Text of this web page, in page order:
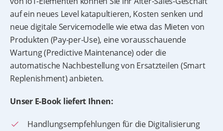
auf ein neues Level katapultieren, Kosten senken und
neue digitale Servicemodelle wie etwa das Mieten von
Produkten (Pay-per-Use), eine vorausschauende
Wartung (Predictive Maintenance) oder die
automatische Nachbestellung von Ersatzteilen (Smart
Replenishment) anbieten.
Unser E-Book liefert Ihnen:
Handlungsempfehlungen für die Digitalisierung